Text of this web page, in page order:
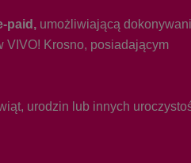
paid, umożliwiającą
VIVO! Krosno, posiadającym
urodzin lub innych